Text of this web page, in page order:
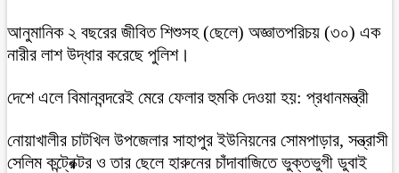
আনুমানিক ২ বছরের জীবিত শিশুসহ (ছেলে) অজ্ঞাতপরিচয় (৩০) এক
নারীর লাশ উদ্ধার করেছে পুলিশ।
দেশে এলে বিমানবন্দরেই মেরে ফেলার হুমকি দেওয়া হয়: প্রধানমন্ত্রী
নোয়াখালীর চাটখিল উপজেলার সাহাপুর ইউনিয়নের সোমপাড়ার, সন্ত্রাসী
সেলিম কন্ট্রেক্টর ও তার ছেলে হারুনের চাঁদাবাজিতে ভুক্তভুগী ডুবাই